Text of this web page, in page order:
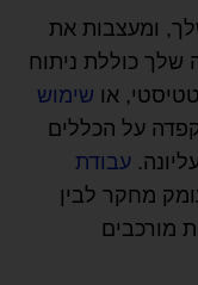
ומעצבות את
שלך כוללת ניתוח
או שימוש
על הכללים
עבודת
מחקר לבין
מורכבים